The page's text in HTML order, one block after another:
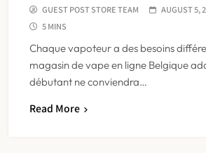
GUEST POST STORE TEAM AUGUST 5,
5 MINS
Chaque vapoteur a des besoins
magasin de vape en ligne Belgique
débutant ne conviendra…
Read More